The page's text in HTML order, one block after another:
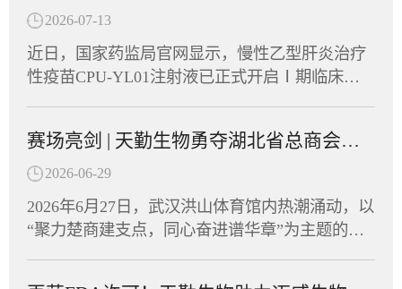
2026-07-13
近日，国家药监局官网显示，慢性乙型肝炎治疗
性疫苗CPU-YL01注射液已正式开启Ⅰ期临床试
用前景。CPU-YL01注射液由江苏创源生命科技
有限公司与中国药科大学共同开发，是全球首款
进入Ⅰ期临床的mRNA乙肝治疗性疫苗。天勤生
物武汉分公司为该项目提供了全套非临床毒理学
研究和药代动力学研究服务，助力这一创新药物
从实验室加速走向临床。CPU-YL01：突破性机
赛场亮剑 | 天勤生物勇夺湖北省总商会首届运动会“团结协作奖”
2026-06-29
2026年6月27日，武汉洪山体育馆内热潮涌动，以
“聚力楚商建支点，同心奋进谱华章”为主题的湖